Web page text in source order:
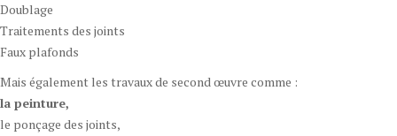
Doublage
Traitements des joints
Faux plafonds
Mais également les travaux de second œuvre comme :
la peinture,
le ponçage des joints,